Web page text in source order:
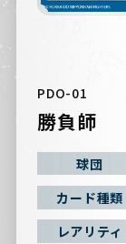
PDO-01
勝負師
球団
カード種類
レアリティ